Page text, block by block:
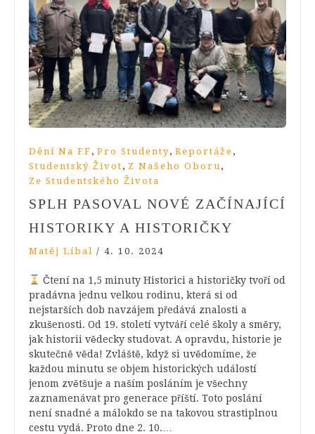
Dění Na FF , Pro Studenty, Reportáže ,
Studentský Život , Z Našeho Oboru ,
Ze Studentského Života
SPLH PASOVAL NOVÉ ZAČÍNAJÍCÍ
HISTORIKY A HISTORIČKY
Matěj Líbal / 4. 10. 2024
Čtení na 1,5 minuty Historici a historičky tvoří od
pradávna jednu velkou rodinu, která si od
nejstarších dob navzájem předává znalosti a
zkušenosti. Od 19. století vytváří celé školy a směry,
jak historii vědecky studovat. A opravdu, historie je
skutečně věda! Zvláště, když si uvědomíme, že
každou minutu se objem historických událostí
jenom zvětšuje a naším posláním je všechny
zaznamenávat pro generace příští. Toto poslání
není snadné a málokdo se na takovou strastiplnou
cestu vydá. Proto dne 2. 10.…